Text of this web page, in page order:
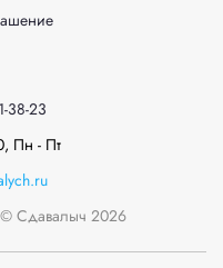
38-23
Пн - Пт
© Сдавалыч 2026